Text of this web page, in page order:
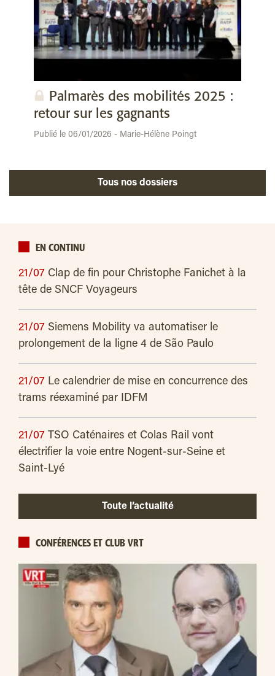
Palmarès des mobilités 2025 :
retour sur les gagnants
Publié le 06/01/2026 - Marie-Hélène Poingt
Tous nos dossiers
EN CONTINU
21/07 Clap de fin pour Christophe Fanichet à la
tête de SNCF Voyageurs
21/07 Siemens Mobility va automatiser le
prolongement de la ligne 4 de São Paulo
21/07 Le calendrier de mise en concurrence des
trams réexaminé par IDFM
21/07 TSO Caténaires et Colas Rail vont
électrifier la voie entre Nogent-sur-Seine et
Saint-Lyé
Toute l’actualité
CONFÉRENCES ET CLUB VRT